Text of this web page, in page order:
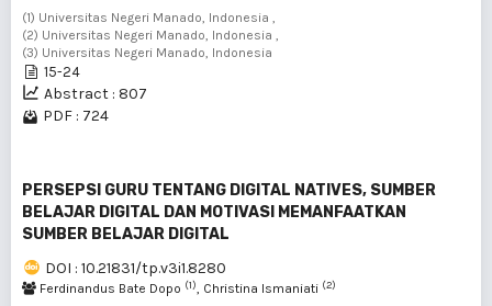
(1) Universitas Negeri Manado, Indonesia ,
(2) Universitas Negeri Manado, Indonesia ,
(3) Universitas Negeri Manado, Indonesia
15-24
Abstract : 807
PDF : 724
PERSEPSI GURU TENTANG DIGITAL NATIVES, SUMBER
BELAJAR DIGITAL DAN MOTIVASI MEMANFAATKAN
SUMBER BELAJAR DIGITAL
DOI : 10.21831/tp.v3i1.8280
Ferdinandus Bate Dopo (1), Christina Ismaniati (2)